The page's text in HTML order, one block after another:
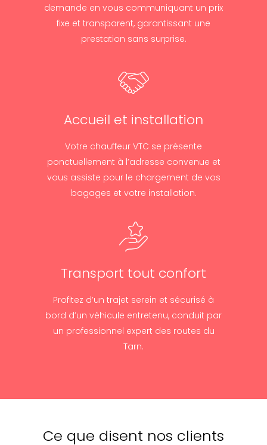
demande en vous communiquant un prix
fixe et transparent, garantissant une
prestation sans surprise.
Accueil et installation
Votre chauffeur VTC se présente
ponctuellement à l’adresse convenue et
vous assiste pour le chargement de vos
bagages et votre installation.
Transport tout confort
Profitez d’un trajet serein et sécurisé à
bord d’un véhicule entretenu, conduit par
un professionnel expert des routes du
Tarn.
Ce que disent nos clients